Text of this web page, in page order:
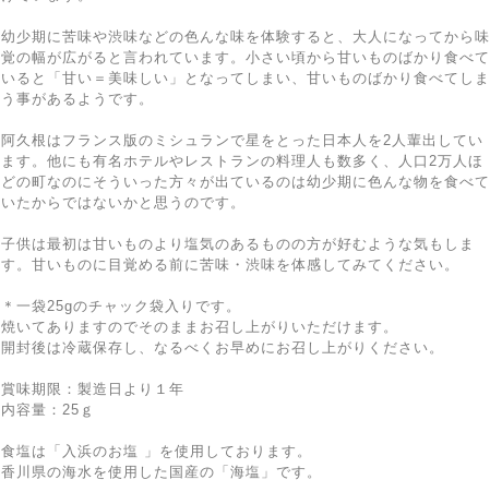
幼少期に苦味や渋味などの色んな味を体験すると、大人になってから味
覚の幅が広がると言われています。小さい頃から甘いものばかり食べて
いると「甘い＝美味しい」となってしまい、甘いものばかり食べてしま
う事があるようです。
阿久根はフランス版のミシュランで星をとった日本人を2人輩出してい
ます。他にも有名ホテルやレストランの料理人も数多く、人口2万人ほ
どの町なのにそういった方々が出ているのは幼少期に色んな物を食べて
いたからではないかと思うのです。
子供は最初は甘いものより塩気のあるものの方が好むような気もしま
す。甘いものに目覚める前に苦味・渋味を体感してみてください。
＊一袋25gのチャック袋入りです。
焼いてありますのでそのままお召し上がりいただけます。
開封後は冷蔵保存し、なるべくお早めにお召し上がりください。
賞味期限：製造日より１年
内容量：25ｇ
食塩は「入浜のお塩 」を使用しております。
香川県の海水を使用した国産の「海塩」です。